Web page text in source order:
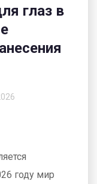
глаз в
году мир